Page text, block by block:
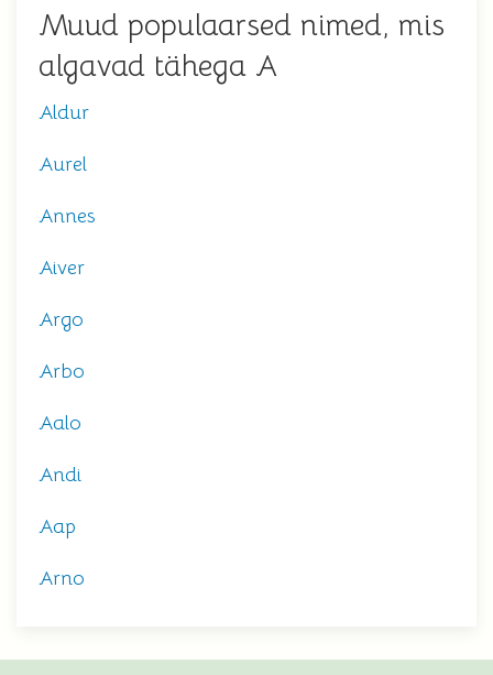
Muud populaarsed nimed, mis
algavad tähega A
Aldur
Aurel
Annes
Aiver
Argo
Arbo
Aalo
Andi
Aap
Arno